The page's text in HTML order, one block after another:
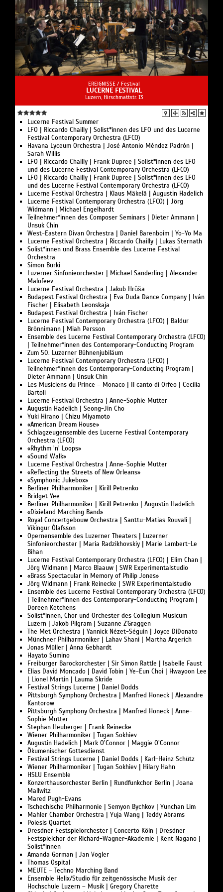
EREIGNISSE / Festival
LUCERNE FESTIVAL
Luzern, Hirschmattstr. 13
Lucerne Festival Summer
LFO | Riccardo Chailly | Solist*innen des LFO und des Lucerne
Festival Contemporary Orchestra (LFCO)
Havana Lyceum Orchestra | José Antonio Méndez Padrón |
Sarah Willis
LFO | Riccardo Chailly | Frank Dupree | Solist*innen des LFO
und des Lucerne Festival Contemporary Orchestra (LFCO)
LFO | Riccardo Chailly | Frank Dupree | Solist*innen des LFO
und des Lucerne Festival Contemporary Orchestra (LFCO)
Lucerne Festival Orchestra | Klaus Mäkelä | Augustin Hadelich
Lucerne Festival Contemporary Orchestra (LFCO) | Jörg
Widmann | Michael Engelhardt
Teilnehmer*innen des Composer Seminars | Dieter Ammann |
Unsuk Chin
West-Eastern Divan Orchestra | Daniel Barenboim | Yo-Yo Ma
Lucerne Festival Orchestra | Riccardo Chailly | Lukas Sternath
Solist*innen und Brass Ensemble des Lucerne Festival
Orchestra
Simon Bürki
Luzerner Sinfonieorchester | Michael Sanderling | Alexander
Malofeev
Lucerne Festival Orchestra | Jakub Hrůša
Budapest Festival Orchestra | Eva Duda Dance Company | Iván
Fischer | Elisabeth Leonskaja
Budapest Festival Orchestra | Iván Fischer
Lucerne Festival Contemporary Orchestra (LFCO) | Baldur
Brönnimann | Miah Persson
Ensemble des Lucerne Festival Contemporary Orchestra (LFCO)
| Teilnehmer*innen des Contemporary-Conducting Program
Zum 50. Luzerner Bühnenjubiläum
Lucerne Festival Contemporary Orchestra (LFCO) |
Teilnehmer*innen des Contemporary-Conducting Program |
Dieter Ammann | Unsuk Chin
Les Musiciens du Prince – Monaco | Il canto di Orfeo | Cecilia
Bartoli
Lucerne Festival Orchestra | Anne-Sophie Mutter
Augustin Hadelich | Seong-Jin Cho
Yuki Hirano | Chizu Miyamoto
«American Dream House»
Schlagzeugensemble des Lucerne Festival Contemporary
Orchestra (LFCO)
«Rhythm ’n’ Loops»
«Sound Walk»
Lucerne Festival Orchestra | Anne-Sophie Mutter
«Reflecting the Streets of New Orleans»
«Symphonic Jukebox»
Berliner Philharmoniker | Kirill Petrenko
Bridget Yee
Berliner Philharmoniker | Kirill Petrenko | Augustin Hadelich
«Dixieland Marching Band»
Royal Concertgebouw Orchestra | Santtu-Matias Rouvali |
Víkingur Ólafsson
Opernensemble des Luzerner Theaters | Luzerner
Sinfonieorchester | Maria Radzikhovskiy | Marie Lambert-Le
Bihan
Lucerne Festival Contemporary Orchestra (LFCO) | Elim Chan |
Jörg Widmann | Marco Blaauw | SWR Experimentalstudio
«Brass Spectacular in Memory of Philip Jones»
Jörg Widmann | Frank Reinecke | SWR Experimentalstudio
Ensemble des Lucerne Festival Contemporary Orchestra (LFCO)
| Teilnehmer*innen des Contemporary-Conducting Program |
Doreen Ketchens
Solist*innen, Chor und Orchester des Collegium Musicum
Luzern | Jakob Pilgram | Suzanne Z'Graggen
The Met Orchestra | Yannick Nézet-Séguin | Joyce DiDonato
Münchner Philharmoniker | Lahav Shani | Martha Argerich
Jonas Müller | Anna Gebhardt
Hayato Sumino
Freiburger Barockorchester | Sir Simon Rattle | Isabelle Faust
Elias David Moncado | David Tobin | Ye-Eun Choi | Hwayoon Lee
| Lionel Martin | Lauma Skride
Festival Strings Lucerne | Daniel Dodds
Pittsburgh Symphony Orchestra | Manfred Honeck | Alexandre
Kantorow
Pittsburgh Symphony Orchestra | Manfred Honeck | Anne-
Sophie Mutter
Stephan Heuberger | Frank Reinecke
Wiener Philharmoniker | Tugan Sokhiev
Augustin Hadelich | Mark O’Connor | Maggie O’Connor
Ökumenischer Gottesdienst
Festival Strings Lucerne | Daniel Dodds | Karl-Heinz Schütz
Wiener Philharmoniker | Tugan Sokhiev | Hilary Hahn
HSLU Ensemble
Konzerthausorchester Berlin | Rundfunkchor Berlin | Joana
Mallwitz
Mared Pugh-Evans
Tschechische Philharmonie | Semyon Bychkov | Yunchan Lim
Mahler Chamber Orchestra | Yuja Wang | Teddy Abrams
Poiesis Quartet
Dresdner Festspielorchester | Concerto Köln | Dresdner
Festspielchor der Richard-Wagner-Akademie | Kent Nagano |
Solist*innen
Amanda Gorman | Jan Vogler
Thomas Ospital
MEUTE – Techno Marching Band
Ensemble Helix/Studio für zeitgenössische Musik der
Hochschule Luzern – Musik | Gregory Charette